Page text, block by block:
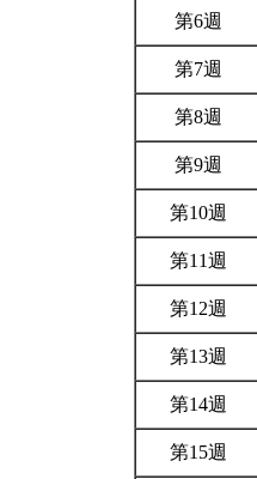
第6週
第7週
第8週
第9週
第10週
第11週
第12週
第13週
第14週
第15週